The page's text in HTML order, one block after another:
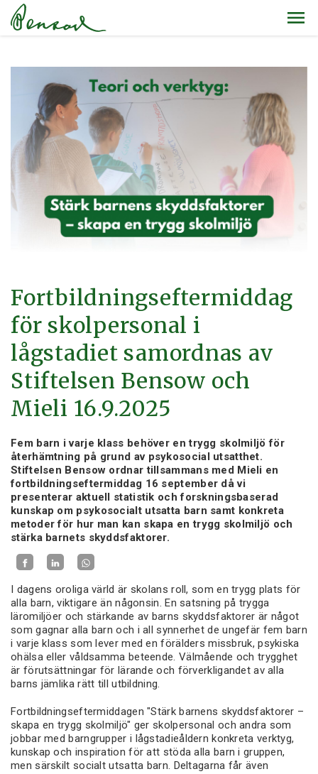
Fortbildningseftermiddag
för skolpersonal i
lågstadiet samordnas av
Stiftelsen Bensow och
Mieli 16.9.2025
Fem barn i varje klass behöver en trygg skolmiljö för
återhämtning på grund av psykosocial utsatthet.
Stiftelsen Bensow ordnar tillsammans med Mieli en
fortbildningseftermiddag 16 september då vi
presenterar aktuell statistik och forskningsbaserad
kunskap om psykosocialt utsatta barn samt konkreta
metoder för hur man kan skapa en trygg skolmiljö och
stärka barnets skyddsfaktorer.
I dagens oroliga värld är skolans roll, som en trygg plats för
alla barn, viktigare än någonsin. En satsning på trygga
läromiljöer och stärkande av barns skyddsfaktorer är något
som gagnar alla barn och i all synnerhet de ungefär fem barn
i varje klass som lever med en förälders missbruk, psykiska
ohälsa eller våldsamma beteende. Välmående och trygghet
är förutsättningar för lärande och förverkligandet av alla
barns jämlika rätt till utbildning.
Fortbildningseftermiddagen "Stärk barnens skyddsfaktorer –
skapa en trygg skolmiljö" ger skolpersonal och andra som
jobbar med barngrupper i lågstadieåldern konkreta verktyg,
kunskap och inspiration för att stöda alla barn i gruppen,
men särskilt socialt utsatta barn. Deltagarna får även